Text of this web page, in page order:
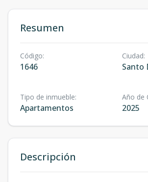
Resumen
Código:
1646
Ciudad:
Santo
Tipo de inmueble:
Apartamentos
Año de
2025
Descripción